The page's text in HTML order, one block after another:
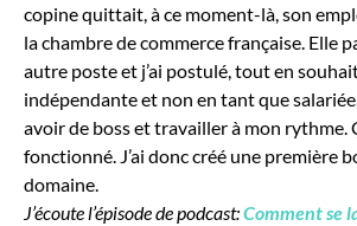
copine quittait, à ce moment-là, son
la chambre de commerce française. Elle
autre poste et j’ai postulé, tout en
indépendante et non en tant que
avoir de boss et travailler à mon rythme.
fonctionné. J’ai donc créé une première
domaine.
J’écoute l’épisode de podcast:Comment se